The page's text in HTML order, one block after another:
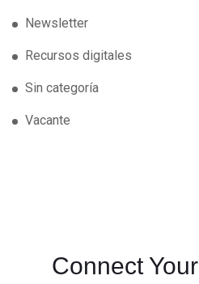
Newsletter
Recursos digitales
Sin categoría
Vacante
Connect Your